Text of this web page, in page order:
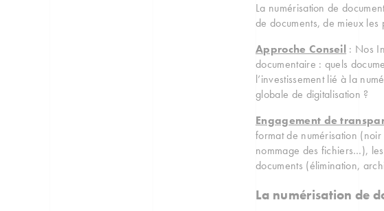
La numérisation de
de documents, de mieux
Approche Conseil : Nos
documentaire : quels
l’investissement lié à la
globale de digitalisation ?
Engagement de
format de numérisation
nommage des fichiers…),
documents (élimination,
La numérisation de